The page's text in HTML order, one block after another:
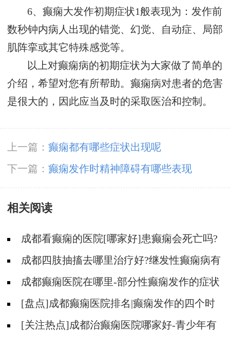
6、癫痫大发作初期症状1般表现为：发作前
数秒钟内病人出现的错觉、幻觉、自动症、局部
肌阵挛或其它特殊感觉等。
以上对癫痫病的初期症状为大家做了简单的
介绍，希望对您有所帮助。癫痫病对患者的危害
是很大的，因此应当及时的采取医治和控制。
上一篇： 癫痫都有哪些症状出现呢
下一篇： 癫痫发作时精神障碍有哪些表现
相关阅读
成都看癫痫的医院[哪家好]患癫痫会死亡吗?
成都四肢抽搐去哪里治疗好?继发性癫痫病有
什么症状?
成都癫痫医院在哪里-部分性癫痫发作的症状
表现是什么？
[盘点]成都癫痫医院排名|癫痫发作的四个时
期有什么表现？
[关注热点]成都治癫痫医院哪家好-青少年有